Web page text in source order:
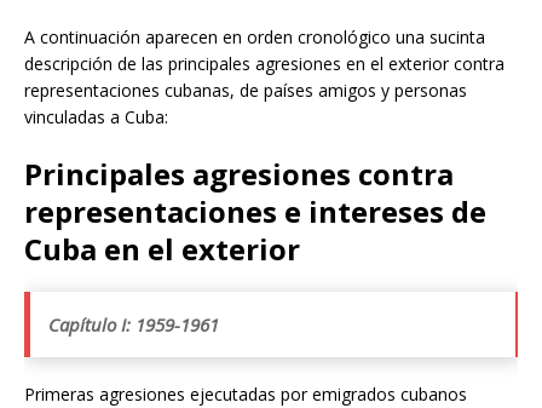
A continuación aparecen en orden cronológico una sucinta
descripción de las principales agresiones en el exterior contra
representaciones cubanas, de países amigos y personas
vinculadas a Cuba:
Principales agresiones contra
representaciones e intereses de
Cuba en el exterior
Capítulo I: 1959-1961
Primeras agresiones ejecutadas por emigrados cubanos